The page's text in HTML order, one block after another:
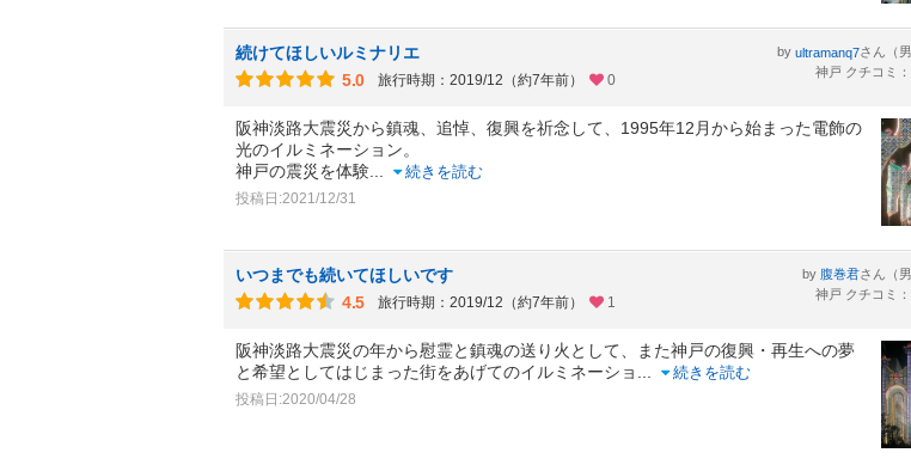
続けてほしいルミナリエ
5.0
旅行時期：2019/12（約7年前） 0
by ultramanq7さん（男
神戸 クチコミ
阪神淡路大震災から鎮魂、追悼、復興を祈念して、1995年12月から始まった電飾の
光のイルミネーション。
神戸の震災を体験
続きを読む
投稿日:2021/12/31
いつまでも続いてほしいです
4.5
旅行時期：2019/12（約7年前） 1
by 腹巻君さん（男
神戸 クチコミ
阪神淡路大震災の年から慰霊と鎮魂の送り火として、また神戸の復興・再生への夢
と希望としてはじまった街をあげてのイルミネーショ
続きを読む
投稿日:2020/04/28